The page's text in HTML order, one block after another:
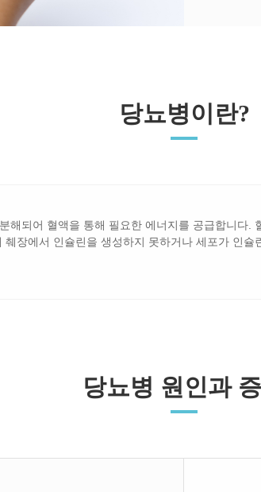
당뇨병이란?
해되어 혈액을 통해 필요한 에너지를 공급합니다.
장에서 인슐린을 생성하지 못하거나 세포가 인
당뇨병 원인과